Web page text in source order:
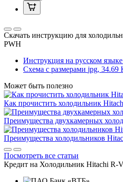
Скачать инструкцию для
PWH
Инструкция на русском языке
Схема с размерами jpg, 34.69
Может быть полезно
Как прочистить холодильник
Преимущества двухкамерных
Преимущества холодильников
Посмотреть все статьи
Кредит на Холодильник Hitachi R-